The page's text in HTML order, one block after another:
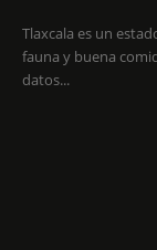
Tlaxcala es un
fauna y buena
datos...